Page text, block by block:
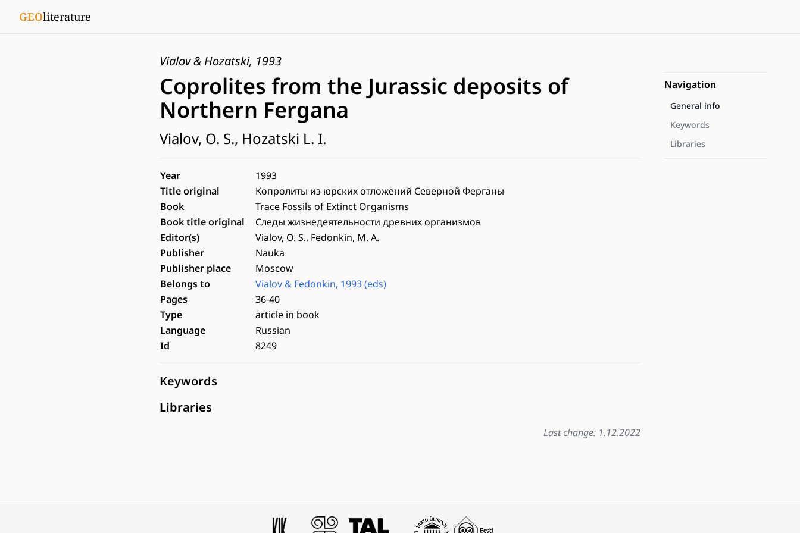
GEOliterature
Vialov & Hozatski, 1993
Coprolites from the Jurassic deposits of
Northern Fergana
Vialov, O. S., Hozatski L. I.
Year
1993
Title original
Копролиты из юрских отложений Северной Ферганы
Book
Trace Fossils of Extinct Organisms
Book title original
Следы жизнедеятельности древних организмов
Editor(s)
Vialov, O. S., Fedonkin, M. A.
Publisher
Nauka
Publisher place
Moscow
Belongs to
Vialov & Fedonkin, 1993 (eds)
Pages
36-40
Type
article in book
Language
Russian
Id
8249
Keywords
Libraries
Last change: 1.12.2022
Navigation
General info
Keywords
Libraries